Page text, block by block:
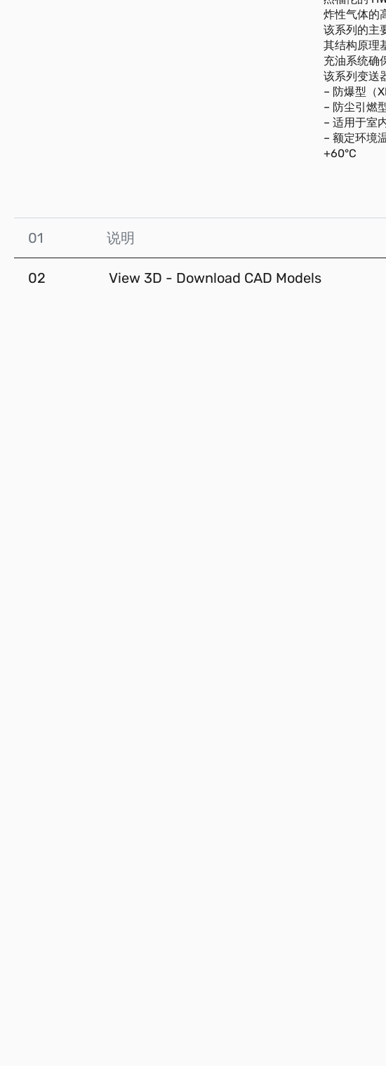
炸性气体的
该系列的主
其结构原理
充油系统确
该系列变送
– 防爆型（
– 防尘引燃
– 适用于室
– 额定环境
+60°C
01 说明
02 View 3D - Download CAD Models